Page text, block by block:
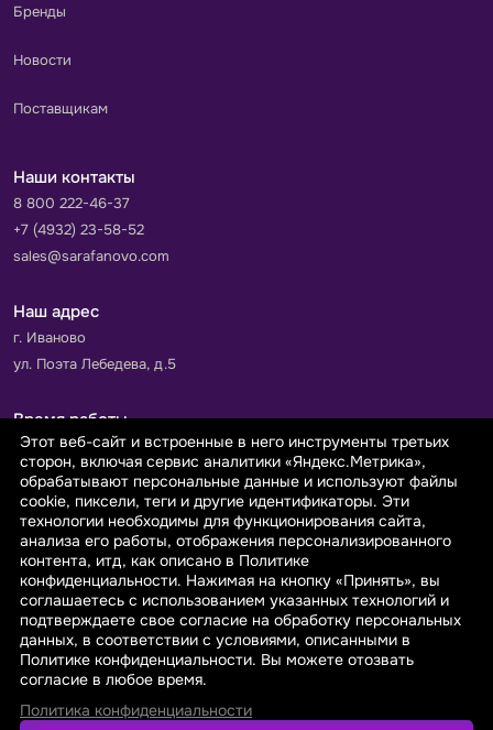
Бренды
Новости
Поставщикам
Наши контакты
8 800 222-46-37
+7 (4932) 23-58-52
sales@sarafanovo.com
Наш адрес
г. Иваново
ул. Поэта Лебедева, д.5
Время работы
Пн-Пт с 9.00 до 18.00
Сб-Вс: выходной
Принимаем к оплате
© 2026 sarafanovo.com - Интернет-магазин "САРАФАНОВО"
специализируется на производстве, продаже тканей оптом и в
розницу с доставкой по Роcсии и СНГ.
Политика обработки персональных данных
Этот веб-сайт и встроенные в него инструменты третьих
сторон, включая сервис аналитики «Яндекс.Метрика»,
обрабатывают персональные данные и используют файлы
cookie, пиксели, теги и другие идентификаторы. Эти
технологии необходимы для функционирования сайта,
анализа его работы, отображения персонализированного
контента, итд, как описано в Политике
конфиденциальности. Нажимая на кнопку «Принять», вы
соглашаетесь с использованием указанных технологий и
подтверждаете свое согласие на обработку персональных
данных, в соответствии с условиями, описанными в
Политике конфиденциальности. Вы можете отозвать
согласие в любое время.
Политика конфиденциальности